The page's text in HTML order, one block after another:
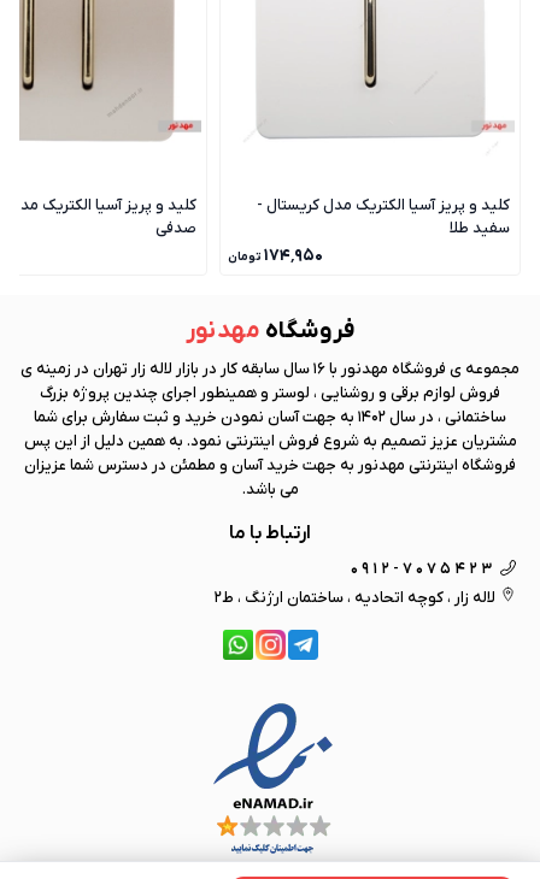
کلید و پریز آسیا الکتریک مدل کریستال -
سفید طلا
۱۷۴٬۹۵۰ تومان
کلید و پریز آسیا الکتریک مدل
صدفی
فروشگاه مهد نور
مجموعه ی فروشگاه مهد نور
با 16 سال سابقه کار در بازار لاله زار تهران در زمینه ی
فروش لوازم برقی و روشنایی ، لوستر و همینطور اجرای چندین پروژه بزرگ
ساختمانی ، در سال 1402 به جهت آسان نمودن خرید و ثبت سفارش برای شما
مشتریان عزیز تصمیم به شروع فروش اینترنتی نمود. به همین دلیل از این پس
فروشگاه اینترنتی مهد نور به جهت خرید آسان و مطمئن در دسترس شما عزیزان
می باشد.
ارتباط با ما
0912-7075423
لاله زار ، کوچه اتحادیه ، ساختمان ارژنگ ، ط2